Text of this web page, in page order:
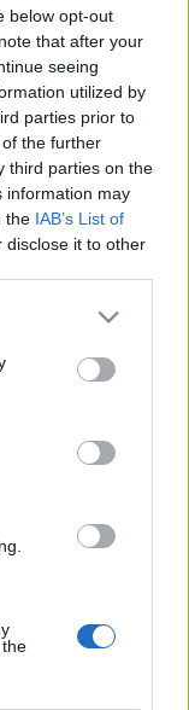
below opt-out
that after your
seeing
utilized by
parties prior to
the further
third parties on the
information may
the IAB’s List of
disclose it to other
or more Google
You may click to
party tags to
in below Google
A
be. A túlélők
perceikben,
látjuk az
egy
fizikai vége a
VOLNA
ÚJ ALBUM
még
5 euró,
falán,
euróért már
stáblistán a
ziget napijegy, a
személyre
a
a
HD minőségű
és a klip